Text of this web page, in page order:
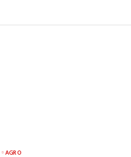
AGRO